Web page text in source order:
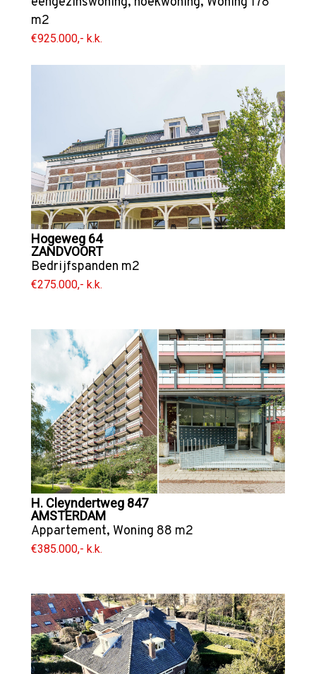
m2
€925.000,- k.k.
Hogeweg 64
ZANDVOORT
Bedrijfspanden m2
€275.000,- k.k.
H. Cleyndertweg 847
AMSTERDAM
Appartement, Woning 88 m2
€385.000,- k.k.